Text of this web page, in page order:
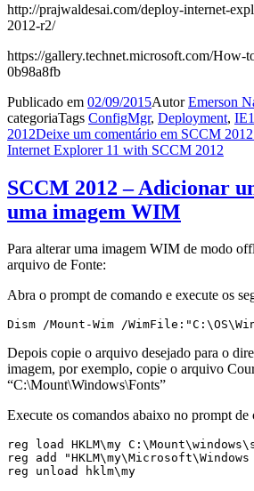
http://prajwaldesai.com/deploy-internet-
2012-r2/
https://gallery.technet.microsoft.com/How-
0b98a8fb
Publicado em 02/09/2015AutorEmerson
categoriaTags ConfigMgr, Deployment,
2012Deixe um comentário em SCCM
Internet Explorer 11 with SCCM 2012
SCCM 2012 – Adicionar
uma imagem WIM
Para alterar uma imagem WIM de modo
arquivo de Fonte:
Abra o prompt de comando e execute os
Dism /Mount-Wim /
Depois copie o arquivo desejado para o
imagem, por exemplo, copie o arquivo
“C:\Mount\Windows\Fonts”
Execute os comandos abaixo no prompt de
reg load HKLM\my
reg add
reg unload hklm\my